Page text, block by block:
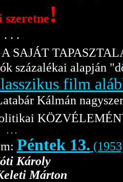
szeretne!
. . .
SAJÁT
százalékai alapján
film
Kálmán
. . .
Péntek 13.
Károly
Márton